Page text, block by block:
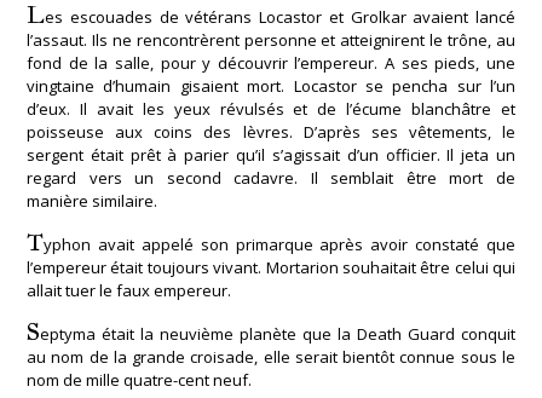
Les escouades de vétérans Locastor et Grolkar avaient lancé
l’assaut. Ils ne rencontrèrent personne et atteignirent le trône, au
fond de la salle, pour y découvrir l’empereur. A ses pieds, une
vingtaine d’humain gisaient mort. Locastor se pencha sur l’un
d’eux. Il avait les yeux révulsés et de l’écume blanchâtre et
poisseuse aux coins des lèvres. D’après ses vêtements, le
sergent était prêt à parier qu’il s’agissait d’un officier. Il jeta un
regard vers un second cadavre. Il semblait être mort de
manière similaire.
Typhon avait appelé son primarque après avoir constaté que
l’empereur était toujours vivant. Mortarion souhaitait être celui qui
allait tuer le faux empereur.
Septyma était la neuvième planète que la Death Guard conquit
au nom de la grande croisade, elle serait bientôt connue sous le
nom de mille quatre-cent neuf.